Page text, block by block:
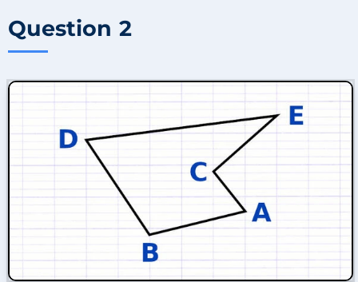
Question 2